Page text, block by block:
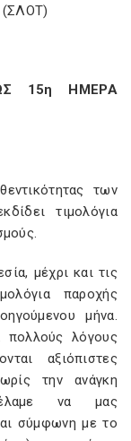
(ΣΛΟΤ)
15η ΗΜΕΡΑ
των
τιμολόγια
μέχρι και τις
παροχής
μήνα.
πολλούς λόγους
αξιόπιστες
την ανάγκη
να μας
σύμφωνη με το